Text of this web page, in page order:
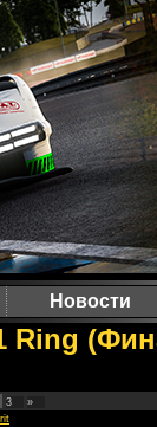
Новости
3 »